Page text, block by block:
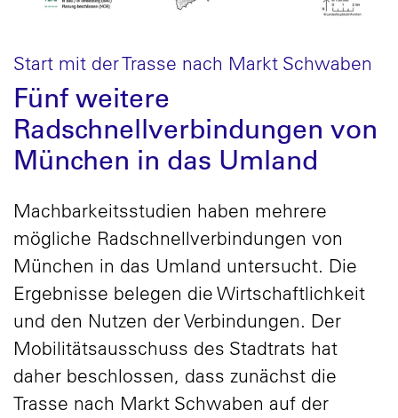
Start mit der Trasse nach Markt Schwaben
Fünf weitere
Radschnellverbindungen von
München in das Umland
Machbarkeitsstudien haben mehrere
mögliche Radschnellverbindungen von
München in das Umland untersucht. Die
Ergebnisse belegen die Wirtschaftlichkeit
und den Nutzen der Verbindungen. Der
Mobilitätsausschuss des Stadtrats hat
daher beschlossen, dass zunächst die
Trasse nach Markt Schwaben auf der